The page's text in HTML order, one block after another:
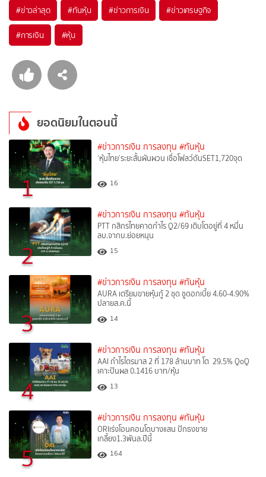
#ข่าวล่าสุด #ทันหุ้น #ข่าวการเงิน #ข่าวเศรษฐกิจ
#การเงิน #หุ้น
ยอดนิยมในตอนนี้
1
#ข่าวการเงิน การลงทุน #ทันหุ้น
‘หุ้นไทย’ระยะสั้นผันผวน เชื่อโฟลว์ดันSET1,720จุด
16
2
#ข่าวการเงิน การลงทุน #ทันหุ้น
PTT กสิกรไทยคาดกำไร Q2/69 เติบโตอยู่ที่ 4 หมื่น
ลบ.จากบ.ย่อยหนุน
15
3
#ข่าวการเงิน การลงทุน #ทันหุ้น
AURA เตรียมขายหุ้นกู้ 2 ชุด ชูดอกเบี้ย 4.60-4.90%
ปลายส.ค.นี้
14
4
#ข่าวการเงิน การลงทุน #ทันหุ้น
AAI กำไรไตรมาส 2 ที่ 178 ล้านบาท โต 29.5% QoQ
เคาะปันผล 0.1416 บาท/หุ้น
13
5
#ข่าวการเงิน การลงทุน #ทันหุ้น
ORIเร่งโอนคอนโดบางแสน ปักธงขาย
เกลี้ยง1.3พันล.ปีนี้
164